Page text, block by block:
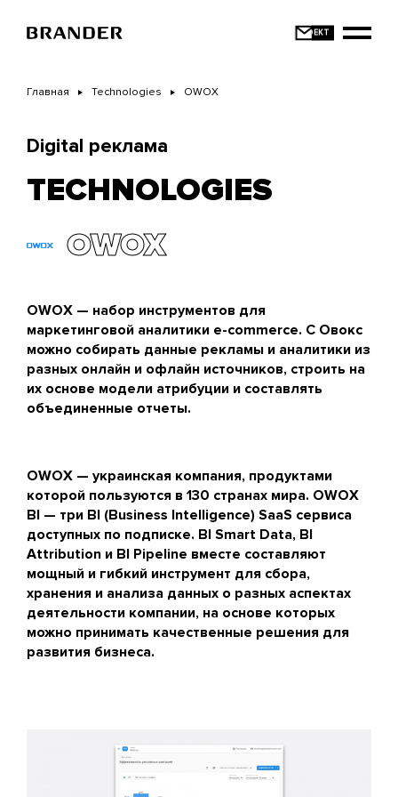
основному
Главная Technologies OWOX
Digital реклама
TECHNOLOGIES
OWOX
OWOX — набор инструментов для
маркетинговой аналитики e-commerce. C Овокс
можно собирать данные рекламы и аналитики из
разных онлайн и офлайн источников, строить на
их основе модели атрибуции и составлять
объединенные отчеты.
OWOX — украинская компания, продуктами
которой пользуются в 130 странах мира. OWOX
BI — три BI (Business Intelligence) SaaS сервиса
доступных по подписке. BI Smart Data, BI
Attribution и BI Pipeline вместе составляют
мощный и гибкий инструмент для сбора,
хранения и анализа данных о разных аспектах
деятельности компании, на основе которых
можно принимать качественные решения для
развития бизнеса.